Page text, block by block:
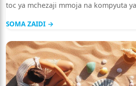
toc ya mchezaji mmoja na kompyuta
SOMA ZAIDI →